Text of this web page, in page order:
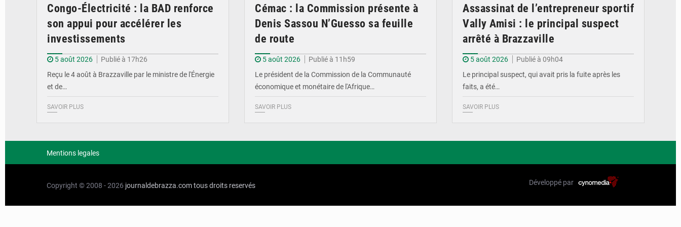
Congo-Électricité : la BAD renforce
son appui pour accélérer les
investissements
5 août 2026
Publié à 17h26
Reçu le 4 août à Brazzaville par le ministre de l'Énergie
et de…
SAVOIR PLUS
Cémac : la Commission présente à
Denis Sassou N’Guesso sa feuille
de route
5 août 2026
Publié à 11h59
Le président de la Commission de la Communauté
économique et monétaire de l'Afrique…
SAVOIR PLUS
Assassinat de l’entrepreneur sportif
Vally Amisi : le principal suspect
arrêté à Brazzaville
5 août 2026
Publié à 09h04
Le principal suspect, qui avait pris la fuite après les
faits, a été…
SAVOIR PLUS
Mentions legales
Copyright © 2008 - 2026 journaldebrazza.comtous droits reservés Développé par